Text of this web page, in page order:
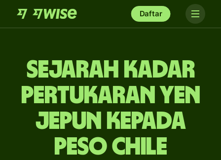
Daftar
Sejarah Kadar
Pertukaran yen
Jepun kepada
peso Chile